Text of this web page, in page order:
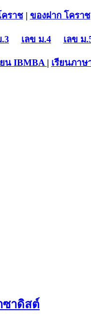
คราช| ของฝาก โคราช
เลข ม.4 เลข ม
ยน IBMBA | เรียนภาษ
ซาดิสต์